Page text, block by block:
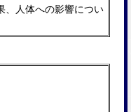
、⼈体への影響につい